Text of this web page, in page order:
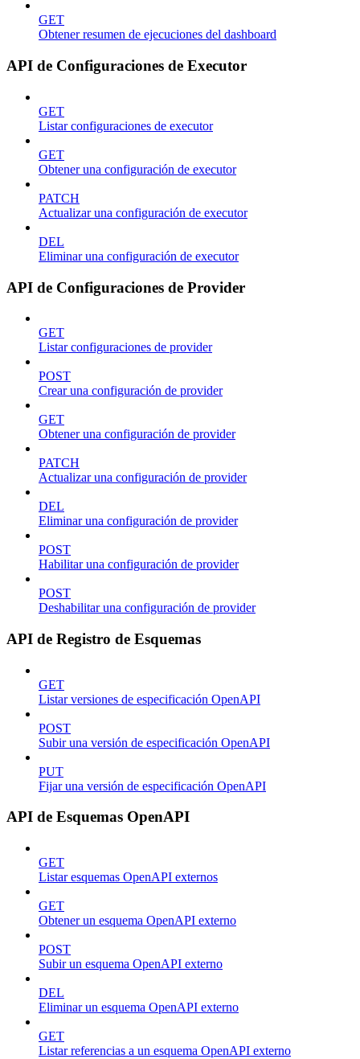
GET
Obtener resumen de ejecuciones del dashboard
API de Configuraciones de Executor
GET
Listar configuraciones de executor
GET
Obtener una configuración de executor
PATCH
Actualizar una configuración de executor
DEL
Eliminar una configuración de executor
API de Configuraciones de Provider
GET
Listar configuraciones de provider
POST
Crear una configuración de provider
GET
Obtener una configuración de provider
PATCH
Actualizar una configuración de provider
DEL
Eliminar una configuración de provider
POST
Habilitar una configuración de provider
POST
Deshabilitar una configuración de provider
API de Registro de Esquemas
GET
Listar versiones de especificación OpenAPI
POST
Subir una versión de especificación OpenAPI
PUT
Fijar una versión de especificación OpenAPI
API de Esquemas OpenAPI
GET
Listar esquemas OpenAPI externos
GET
Obtener un esquema OpenAPI externo
POST
Subir un esquema OpenAPI externo
DEL
Eliminar un esquema OpenAPI externo
GET
Listar referencias a un esquema OpenAPI externo